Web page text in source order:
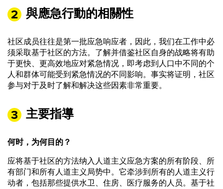
與應急行動的相關性
社区成员往往是第一批应急响应者，因此，我们在工作中必
须采取基于社区的方法。了解并借鉴社区自身的战略将有助
于更快、更高效地应对紧急情况，即考虑到人口中不同的个
人和群体可能受到紧急情况的不同影响。事实将证明，社区
参与对于及时了解和解决这些因素非常重要。
主要指導
何时，为何目的？
应将基于社区的方法纳入人道主义应急方案的所有阶段、所
有部门和所有人道主义局势中。它牵涉到所有的人道主义行
动者，包括那些提供水卫、住房、医疗服务的人员。基于社